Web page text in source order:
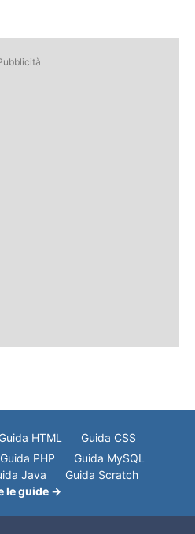
Guida HTML
Guida CSS
Guida PHP
Guida MySQL
Java
Guida Scratch
le guide →